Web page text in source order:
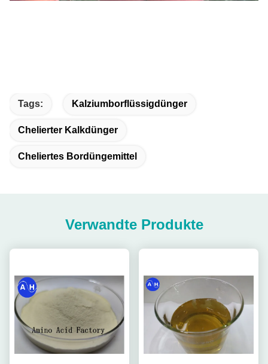
Tags: Kalziumborflüssigdünger
Chelierter Kalkdünger
Cheliertes Bordüngemittel
Verwandte Produkte